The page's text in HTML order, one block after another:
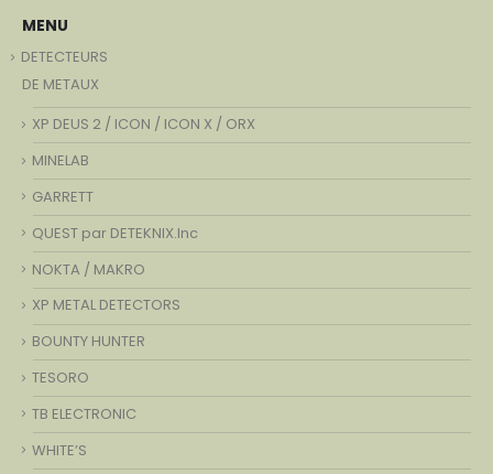
MENU
DETECTEURS
DE METAUX
XP DEUS 2 / ICON / ICON X / ORX
MINELAB
GARRETT
QUEST par DETEKNIX.Inc
NOKTA / MAKRO
XP METAL DETECTORS
BOUNTY HUNTER
TESORO
TB ELECTRONIC
WHITE’S